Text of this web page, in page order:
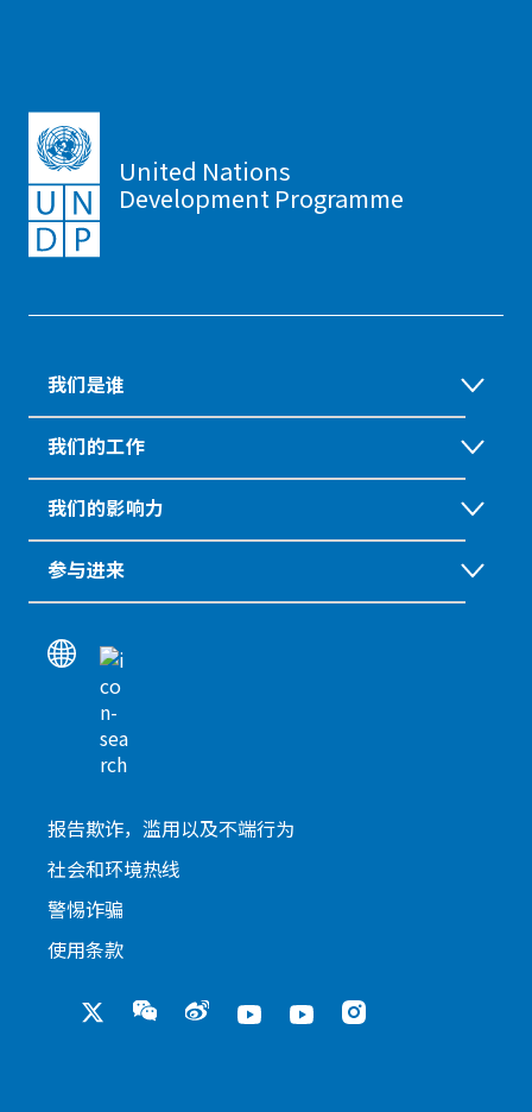
United Nations
Development Programme
我们是谁
我们的工作
我们的影响力
参与进来
报告欺诈，滥用以及不端行为
社会和环境热线
警惕诈骗
使用条款